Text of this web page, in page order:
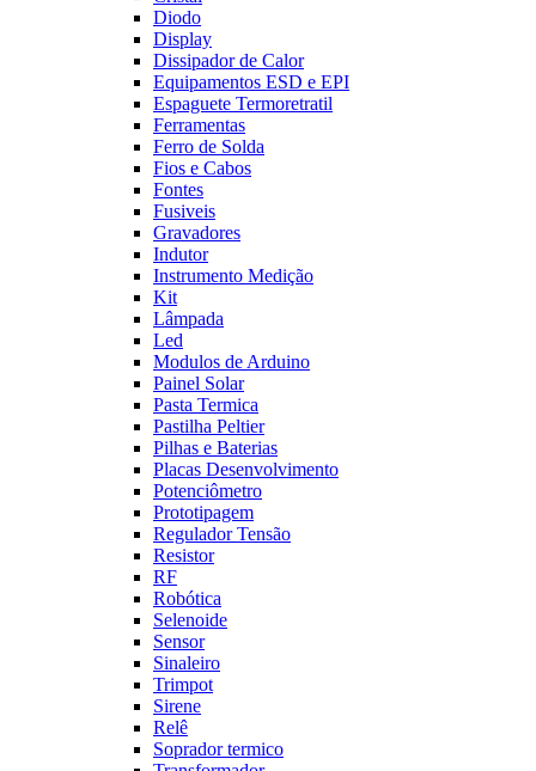
Diodo
Display
Dissipador de Calor
Equipamentos ESD e EPI
Espaguete Termoretratil
Ferramentas
Ferro de Solda
Fios e Cabos
Fontes
Fusiveis
Gravadores
Indutor
Instrumento Medição
Kit
Lâmpada
Led
Modulos de Arduino
Painel Solar
Pasta Termica
Pastilha Peltier
Pilhas e Baterias
Placas Desenvolvimento
Potenciômetro
Prototipagem
Regulador Tensão
Resistor
RF
Robótica
Selenoide
Sensor
Sinaleiro
Trimpot
Sirene
Relê
Soprador termico